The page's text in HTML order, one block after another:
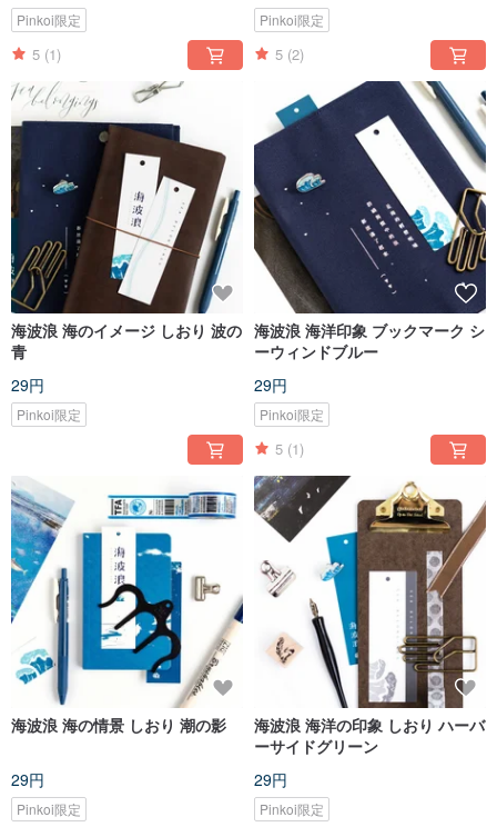
Pinkoi限定
5 (1)
Pinkoi限定
5 (2)
海波浪 海のイメージ しおり 波の
青
29円
Pinkoi限定
海波浪 海洋印象 ブックマーク シ
ーウィンドブルー
29円
Pinkoi限定
5 (1)
海波浪 海の情景 しおり 潮の影
29円
Pinkoi限定
海波浪 海洋の印象 しおり ハーバ
ーサイドグリーン
29円
Pinkoi限定